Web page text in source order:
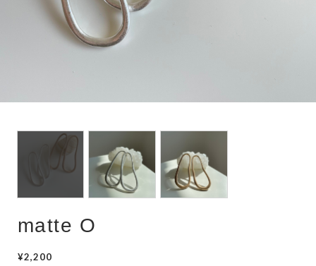
bangle
bracelet
choker
matte O
¥2,200